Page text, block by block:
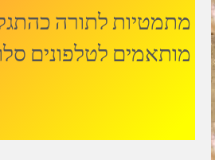
מתמטיות לתורה
מותאמים לטלפונים